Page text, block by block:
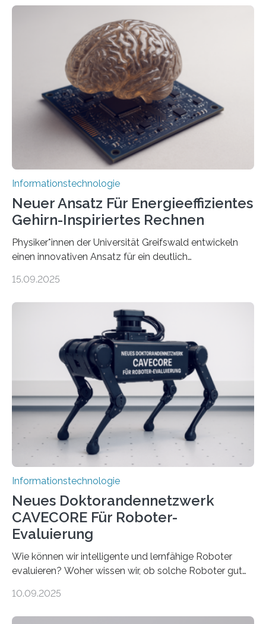
der MindPort GmbH eine neuartige, KI-gestützte
Lösung zur Erzeugung von Emotionen für realistische
Avatare. Gen-AIvatar entwickelt innovative und
kosteneffiziente Methoden, um lebensechte Avatare zu
erstellen. „Besonders wichtig ist uns eine ganzheitliche
Animation, bei der Stimme, Körperbewegung, Gestik
und Mimik im Einklang sind…
Informationstechnologie
Neuer Ansatz Für Energieeffizientes
Gehirn-Inspiriertes Rechnen
Physiker*innen der Universität Greifswald entwickeln
einen innovativen Ansatz für ein deutlich
Lösungsweg ist inspiriert vom menschlichen Gehirn. Die
stellt die heutige Computertechnik vor
Herausforderungen. Herkömmliche Silizium-
Prozessoren stoßen an ihre Grenzen: Sie verbrauchen
viel Energie, die Speicher- und Verarbeitungseinheiten
sind voneinander getrennt und die Datenübertragung
bremst komplexe Anwendungen aus. Da KI-Modelle
immer größer werden und riesige Datenmengen
verarbeiten müssen, steigt der Bedarf an neuen
Rechenarchitekturen. Neben Quantencomputern
rücken dabei insbesondere…
15.09.2025
Informationstechnologie
Neues Doktorandennetzwerk
CAVECORE Für Roboter-
Evaluierung
Wie können wir intelligente und lernfähige Roboter
evaluieren? Woher wissen wir, ob solche Roboter gut
sich CAVECORE – ein neues Marie Skłodowska-Curie
10.09.2025